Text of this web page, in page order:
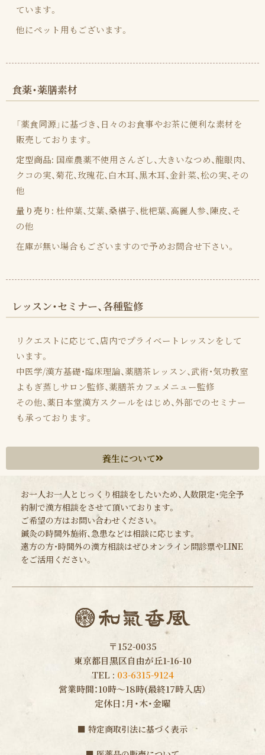
ています。
他にペット用もございます。
食薬・薬膳素材
「薬食同源」に基づき、日々のお食事やお茶に便利な素材を
販売しております。
定型商品: 国産農薬不使用さんざし、大きいなつめ、龍眼肉、
クコの実、菊花、玫瑰花、白木耳、黒木耳、金針菜、松の実、その
他
量り売り: 杜仲葉、艾葉、桑椹子、枇杷葉、高麗人参、陳皮、そ
の他
在庫が無い場合もございますので予めお問合せ下さい。
レッスン・セミナー、各種監修
リクエストに応じて、店内でプライベートレッスンをして
います。
中医学/漢方基礎・臨床理論、薬膳茶レッスン、武術・気功教室
よもぎ蒸しサロン監修、薬膳茶カフェメニュー監修
その他、薬日本堂漢方スクールをはじめ、外部でのセミナー
も承っております。
養生について
お一人お一人とじっくり相談をしたいため、人数限定・完全予
約制で漢方相談をさせて頂いております。
ご希望の方はお問い合わせください。
鍼灸の時間外施術、急患などは相談に応じます。
遠方の方・時間外の漢方相談はぜひオンライン問診票やLINE
をご活用ください。
〒152-0035
東京都目黒区自由が丘1-16-10
TEL : 03-6315-9124
営業時間：10時〜18時(最終17時入店）
定休日：月・木・金曜
■ 特定商取引法に基づく表示